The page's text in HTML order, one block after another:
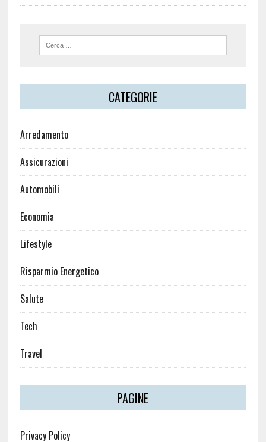
CATEGORIE
Arredamento
Assicurazioni
Automobili
Economia
Lifestyle
Risparmio Energetico
Salute
Tech
Travel
PAGINE
Privacy Policy